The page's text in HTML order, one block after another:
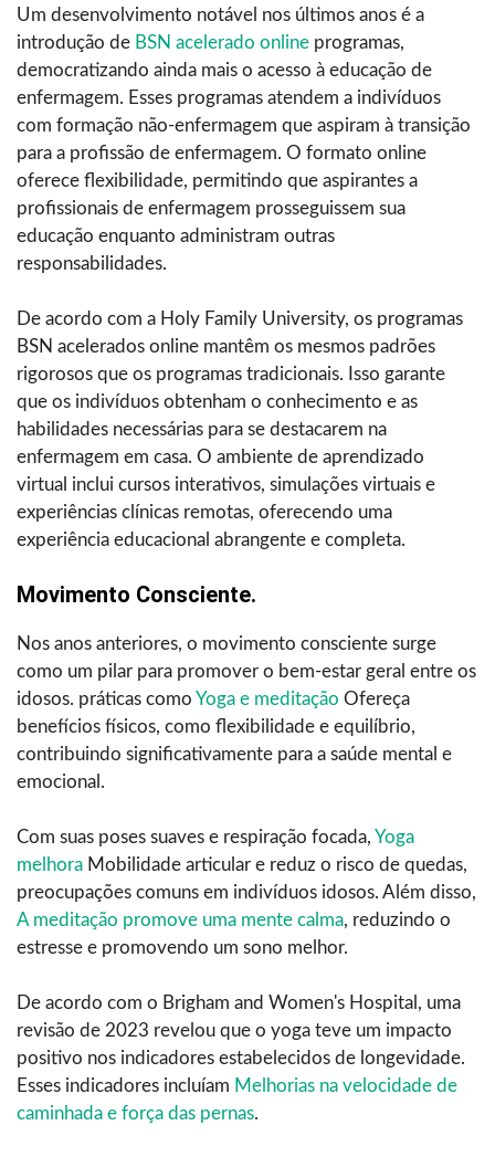
Um desenvolvimento notável nos últimos anos é a
introdução de BSN acelerado online programas,
democratizando ainda mais o acesso à educação de
enfermagem. Esses programas atendem a indivíduos
com formação não-enfermagem que aspiram à transição
para a profissão de enfermagem. O formato online
oferece flexibilidade, permitindo que aspirantes a
profissionais de enfermagem prosseguissem sua
educação enquanto administram outras
responsabilidades.
De acordo com a Holy Family University, os programas
BSN acelerados online mantêm os mesmos padrões
rigorosos que os programas tradicionais. Isso garante
que os indivíduos obtenham o conhecimento e as
habilidades necessárias para se destacarem na
enfermagem em casa. O ambiente de aprendizado
virtual inclui cursos interativos, simulações virtuais e
experiências clínicas remotas, oferecendo uma
experiência educacional abrangente e completa.
Movimento Consciente.
Nos anos anteriores, o movimento consciente surge
como um pilar para promover o bem-estar geral entre os
idosos. práticas como Yoga e meditação Ofereça
benefícios físicos, como flexibilidade e equilíbrio,
contribuindo significativamente para a saúde mental e
emocional.
Com suas poses suaves e respiração focada, Yoga
melhora Mobilidade articular e reduz o risco de quedas,
preocupações comuns em indivíduos idosos. Além disso,
A meditação promove uma mente calma, reduzindo o
estresse e promovendo um sono melhor.
De acordo com o Brigham and Women's Hospital, uma
revisão de 2023 revelou que o yoga teve um impacto
positivo nos indicadores estabelecidos de longevidade.
Esses indicadores incluíam Melhorias na velocidade de
caminhada e força das pernas.